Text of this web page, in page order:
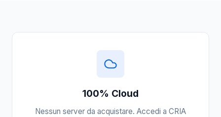
100% Cloud
Nessun server da acquistare. Accedi a CRIA